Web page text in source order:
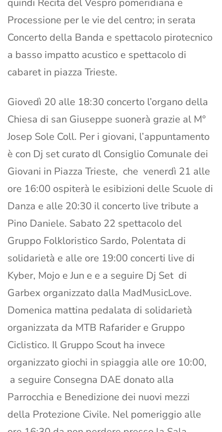
quindi Recita del Vespro pomeridiana e
Processione per le vie del centro; in serata
Concerto della Banda e spettacolo pirotecnico
a basso impatto acustico e spettacolo di
cabaret in piazza Trieste.
Giovedì 20 alle 18:30 concerto l’organo della
Chiesa di san Giuseppe suonerà grazie al M°
Josep Sole Coll. Per i giovani, l’appuntamento
è con Dj set curato dl Consiglio Comunale dei
Giovani in Piazza Trieste, che venerdì 21 alle
ore 16:00 ospiterà le esibizioni delle Scuole di
Danza e alle 20:30 il concerto live tribute a
Pino Daniele. Sabato 22 spettacolo del
Gruppo Folkloristico Sardo, Polentata di
solidarietà e alle ore 19:00 concerti live di
Kyber, Mojo e Jun e e a seguire Dj Set di
Garbex organizzato dalla MadMusicLove.
Domenica mattina pedalata di solidarietà
organizzata da MTB Rafarider e Gruppo
Ciclistico. Il Gruppo Scout ha invece
organizzato giochi in spiaggia alle ore 10:00,
a seguire Consegna DAE donato alla
Parrocchia e Benedizione dei nuovi mezzi
della Protezione Civile. Nel pomeriggio alle